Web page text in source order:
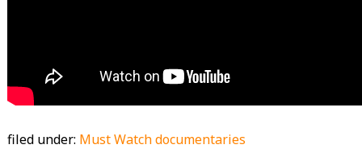
filed under: Must Watch documentaries